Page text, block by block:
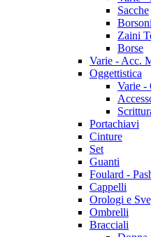
Sacche
Zaini
Borse
Varie - Acc.
Oggettistica
Varie -
Portachiavi
Cinture
Set
Guanti
Foulard -
Cappelli
Orologi e
Ombrelli
Bracciali